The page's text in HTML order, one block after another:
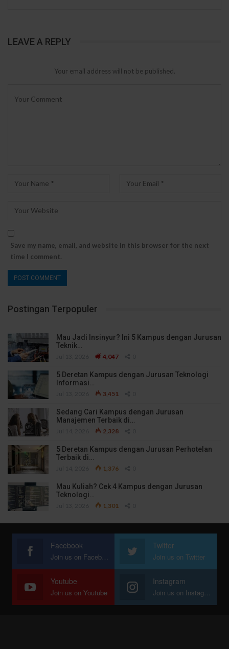
LEAVE A REPLY
Your email address will not be published.
Save my name, email, and website in this browser for the next
time I comment.
Postingan Terpopuler
Mau Jadi Insinyur? Ini 5 Kampus dengan Jurusan
Teknik…
4,047
5 Deretan Kampus dengan Jurusan Teknologi
Informasi…
3,451
Sedang Cari Kampus dengan Jurusan
Manajemen Terbaik di…
2,328
5 Deretan Kampus dengan Jurusan Perhotelan
Terbaik di…
1,376
Mau Kuliah? Cek 4 Kampus dengan Jurusan
Teknologi…
1,301
Facebook
Join us on Facebook
Twitter
Join us on Twitter
Youtube
Join us on Youtube
Instagram
Join us on Instagram